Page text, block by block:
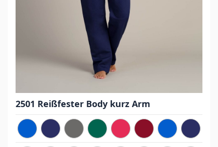
2501 Reißfester Body kurz Arm